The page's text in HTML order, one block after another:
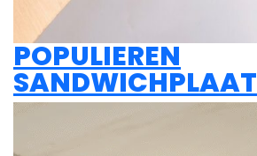
POPULIEREN
SANDWICHPLAAT